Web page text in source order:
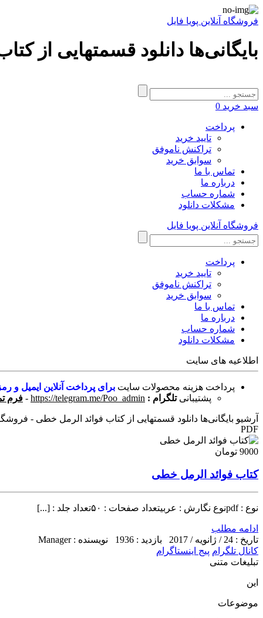
فروشگاه آنلاین پویا فایل
بایگانی‌ها دانلود قسمتهایی از
سبد خرید 0
پرداخت
تایید خرید
تراکنش ناموفق
سوابق خرید
تماس با ما
درباره ما
شماره حساب
مشکلات دانلود
فروشگاه آنلاین پویا فایل
پرداخت
تایید خرید
تراکنش ناموفق
سوابق خرید
تماس با ما
درباره ما
شماره حساب
مشکلات دانلود
اطلاعیه های سایت
پرداخت هزینه محصولات سایت برای پرداخت آنلاین ایمیل و
پشتیبانی تلگرام : https://telegram.me/Poo_admin
- فرم
آرشیو بایگانی‌ها دانلود قسمتهایی از کتاب فوائد الرمل خطی -
PDF
9000 تومان
کتاب فوائد الرمل خطی
نوع : pdfنوع نگارش : عربیتعداد صفحات : ۵۰تعداد جلد : [...]
ادامه مطلب
تاریخ : 24 / ژانویه / 2017
بازدید : 1936
نویسنده : Manager
کانال تلگرام پیج اینستاگرام
تبلیغات متنی
این
موضوعات